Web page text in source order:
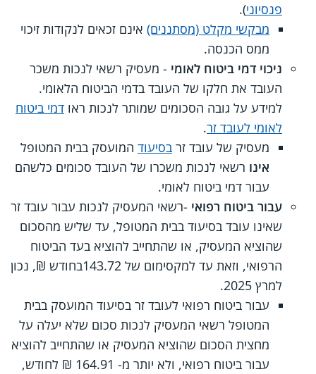
פנסיוני).
מבקשי מקלט (מסתננים) אינם זכאים לנקודות זיכוי
ממס הכנסה.
ניכוי דמי ביטוח לאומי - מעסיק רשאי לנכות משכר
העובד את חלקו של העובד בדמי הביטוח הלאומי.
למידע על גובה הסכומים שמותר לנכות ראו דמי ביטוח
לאומי לעובד זר.
מעסיק של עובד זר בסיעוד המועסק בבית המטופל
אינו רשאי לנכות משכרו של העובד סכומים כלשהם
עבור דמי ביטוח לאומי.
עבור ביטוח רפואי -רשאי המעסיק לנכות עבור עובד זר
שאינו עובד בסיעוד בבית המטופל, עד שליש מהסכום
שהוציא המעסיק, או שהתחייב להוציא בעד הביטוח
הרפואי, וזאת עד למקסימום של 143.72בחודש ₪, נכון
למרץ 2025.
עבור ביטוח רפואי לעובד זר בסיעוד המועסק בבית
המטופל רשאי המעסיק לנכות סכום שלא יעלה על
מחצית הסכום שהוציא המעסיק או שהתחייב להוציא
עבור ביטוח רפואי, ולא יותר מ- 164.91 ₪ לחודש,